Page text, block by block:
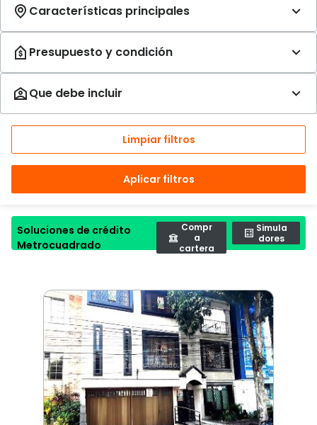
Limpiar filtros
Aplicar filtros
Soluciones de crédito
Metrocuadrado
Compr
a
cartera
Simula
dores